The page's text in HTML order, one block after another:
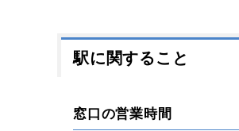
駅に関すること
窓口の営業時間